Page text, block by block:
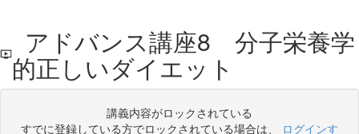
アドバンス講座8 分子栄養学
的正しいダイエット
講義内容がロックされている
すでに登録している方でロックされている場合は、 ログインす